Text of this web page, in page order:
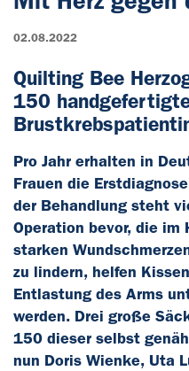
02.08.2022
Quilting Bee
150
Pro Jahr erhalten in
Frauen die
der Behandlung steht
Operation bevor, die im
starken
zu lindern, helfen
Entlastung des Arms
werden. Drei große
150 dieser selbst
nun Doris Wienke, Uta